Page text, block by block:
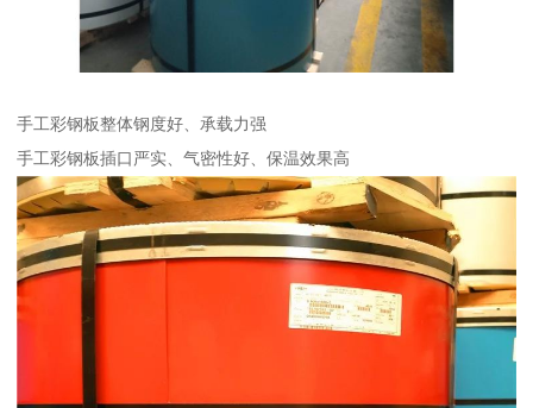
手工彩钢板整体钢度好、承载力强
手工彩钢板插口严实、气密性好、保温效果高